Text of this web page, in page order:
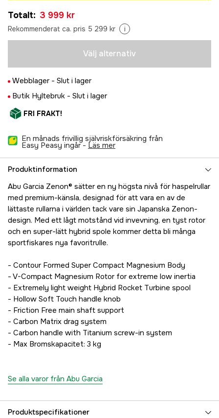
4 369 kr
2500 MSH
3 999 kr
Totalt: 3 999 kr
Rekommenderat ca. pris 5 299 kr i
Välj alternativ
Webblager - Slut i lager
Butik Hyltebruk - Slut i lager
FRI FRAKT!
En månads frivillig självriskförsäkring från
Easy Peasy ingår - läs mer
Produktinformation
Abu Garcia Zenon® sätter en ny högsta nivå för haspelrullar
med premium-känsla, designad för att vara en av de
lättaste rullarna i världen tack vare sin Japanska Zenon-
design. Med ett lågt motstånd vid invevning, en tyst rotor
och en super-lätt hybrid spole kommer detta bli många
sportfiskares nya favoritrulle.
- Contour Formed Super Compact Magnesium Body
- V-Compact Magnesium Rotor for extreme low inertia
- Extremely light weight Hybrid Rocket Turbine spool
- Hollow Soft Touch handle knob
- Friction Free main shaft support
- Carbon Matrix drag system
- Carbon handle with Titanium screw-in system
- Max Bromskapacitet: 3 kg
Se alla varor från Abu Garcia
Produktspecifikationer